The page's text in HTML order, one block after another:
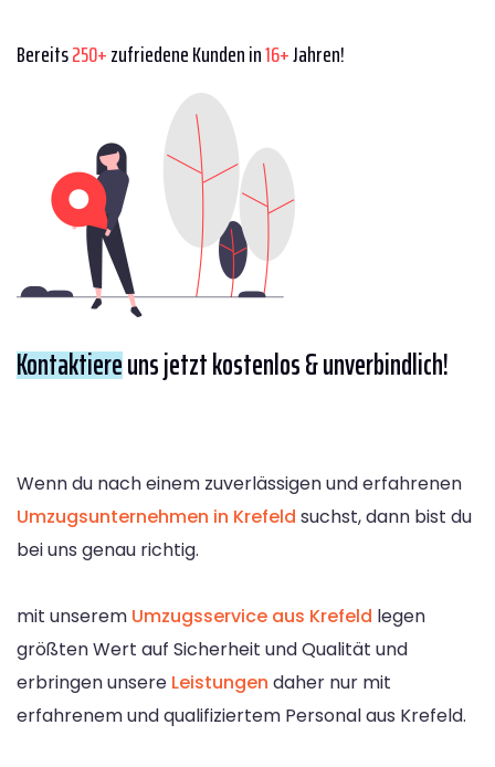
Bereits250+zufriedene Kunden in16+Jahren!
Kontaktiereuns jetzt kostenlos & unverbindlich!
Wenn du nach einem zuverlässigen und erfahrenen
Umzugsunternehmen in Krefeld suchst, dann bist du
bei uns genau richtig.
mit unserem Umzugsservice aus Krefeld legen
größten Wert auf Sicherheit und Qualität und
erbringen unsere Leistungen daher nur mit
erfahrenem und qualifiziertem Personal aus Krefeld.